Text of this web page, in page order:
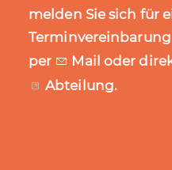
melden Sie sich für
per
Mail oder
Abteilung.